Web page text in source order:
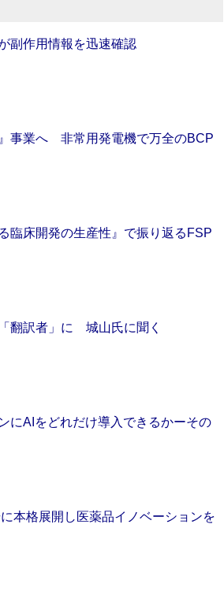
副作用情報を迅速確認
事業へ 非常用発電機で万全のBCP
臨床開発の生産性』で振り返るFSP
翻訳者」に 城山氏に聞く
にAIをどれだけ導入できるかーその
本格展開し医薬品イノベーションを